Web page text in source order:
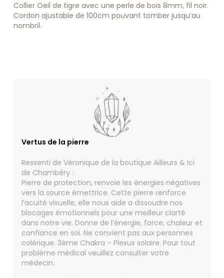
Collier Oeil de tigre avec une perle de bois 8mm, fil noir.
Cordon ajustable de 100cm pouvant tomber jusqu’au
nombril.
Vertus de la pierre
Ressenti de Véronique de la boutique Ailleurs & Ici
de Chambéry :
Pierre de protection, renvoie les énergies négatives
vers la source émettrice. Cette pierre renforce
l’acuité visuelle, elle nous aide a dissoudre nos
blocages émotionnels pour une meilleur clarté
dans notre vie. Donne de l’énergie, force, chaleur et
confiance en soi. Ne convient pas aux personnes
colérique. 3ème Chakra – Plexus solaire. Pour tout
problème médical veuillez consulter votre
médecin.